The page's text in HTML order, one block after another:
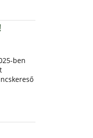
ben